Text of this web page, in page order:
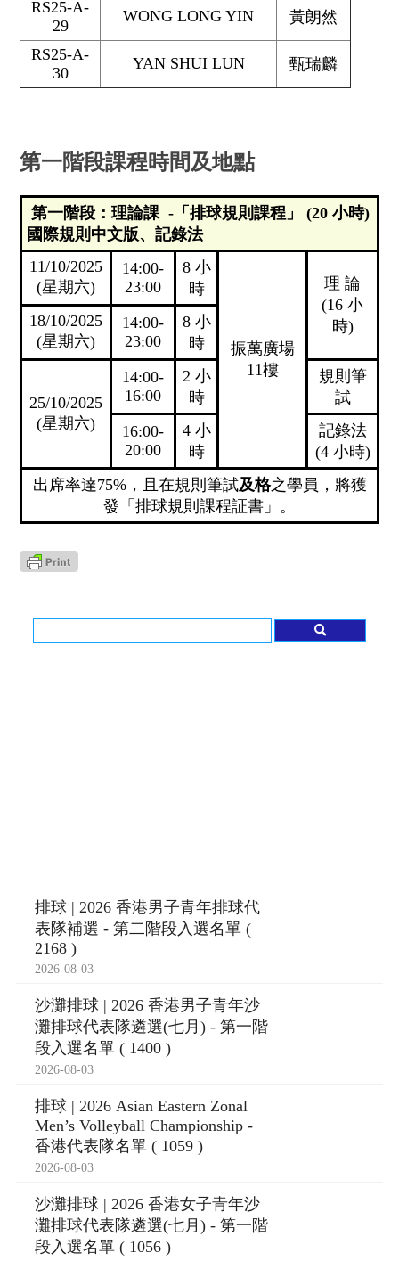
RS25-A-
29
WONG LONG YIN 黃朗然
RS25-A-
30
YAN SHUI LUN 甄瑞麟
第一階段課程時間及地點
第一階段：理論課 -「排球規則課程」 (20 小時)
國際規則中文版、記錄法
11/10/2025
(星期六)
14:00-
23:00
8 小
時
振萬廣場
11樓
理 論
(16 小
時)
18/10/2025
(星期六)
14:00-
23:00
8 小
時
25/10/2025
(星期六)
14:00-
16:00
2 小
時
規則筆
試
16:00-
20:00
4 小
時
記錄法
(4 小時)
出席率達75%，且在規則筆試及格之學員，將獲
發「排球規則課程証書」。
排球 | 2026 香港男子青年排球代
表隊補選 - 第二階段入選名單 (
2168 )
2026-08-03
沙灘排球 | 2026 香港男子青年沙
灘排球代表隊遴選(七月) - 第一階
段入選名單 ( 1400 )
2026-08-03
排球 | 2026 Asian Eastern Zonal
Men’s Volleyball Championship -
香港代表隊名單 ( 1059 )
2026-08-03
沙灘排球 | 2026 香港女子青年沙
灘排球代表隊遴選(七月) - 第一階
段入選名單 ( 1056 )